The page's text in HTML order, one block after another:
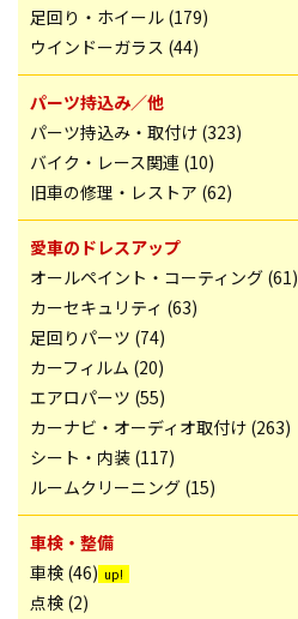
足回り・ホイール (179)
ウインドーガラス (44)
パーツ持込み／他
パーツ持込み・取付け (323)
バイク・レース関連 (10)
旧車の修理・レストア (62)
愛車のドレスアップ
オールペイント・コーティング (61)
カーセキュリティ (63)
足回りパーツ (74)
カーフィルム (20)
エアロパーツ (55)
カーナビ・オーディオ取付け (263)
シート・内装 (117)
ルームクリーニング (15)
車検・整備
車検 (46)
点検 (2)